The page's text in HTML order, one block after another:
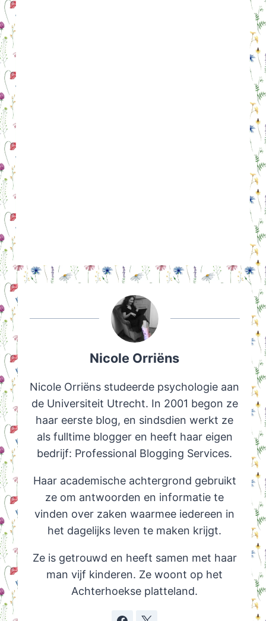
Nicole Orriëns
Nicole Orriëns studeerde psychologie aan
de Universiteit Utrecht. In 2001 begon ze
haar eerste blog, en sindsdien werkt ze
als fulltime blogger en heeft haar eigen
bedrijf: Professional Blogging Services.
Haar academische achtergrond gebruikt
ze om antwoorden en informatie te
vinden over zaken waarmee iedereen in
het dagelijks leven te maken krijgt.
Ze is getrouwd en heeft samen met haar
man vijf kinderen. Ze woont op het
Achterhoekse platteland.